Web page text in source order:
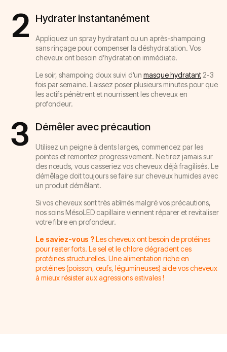
2 Hydrater instantanément
Appliquez un spray hydratant ou un après-shampoing
sans rinçage pour compenser la déshydratation. Vos
cheveux ont besoin d’hydratation immédiate.
Le soir, shampoing doux suivi d’un masque hydratant 2-3
fois par semaine. Laissez poser plusieurs minutes pour que
les actifs pénètrent et nourrissent les cheveux en
profondeur.
3 Démêler avec précaution
Utilisez un peigne à dents larges, commencez par les
pointes et remontez progressivement. Ne tirez jamais sur
des nœuds, vous casseriez vos cheveux déjà fragilisés. Le
démêlage doit toujours se faire sur cheveux humides avec
un produit démêlant.
Si vos cheveux sont très abîmés malgré vos précautions,
nos soins MésoLED capillaire viennent réparer et revitaliser
votre fibre en profondeur.
Le saviez-vous ?Les cheveux ont besoin de protéines
pour rester forts. Le sel et le chlore dégradent ces
protéines structurelles. Une alimentation riche en
protéines (poisson, œufs, légumineuses) aide vos cheveux
à mieux résister aux agressions estivales !